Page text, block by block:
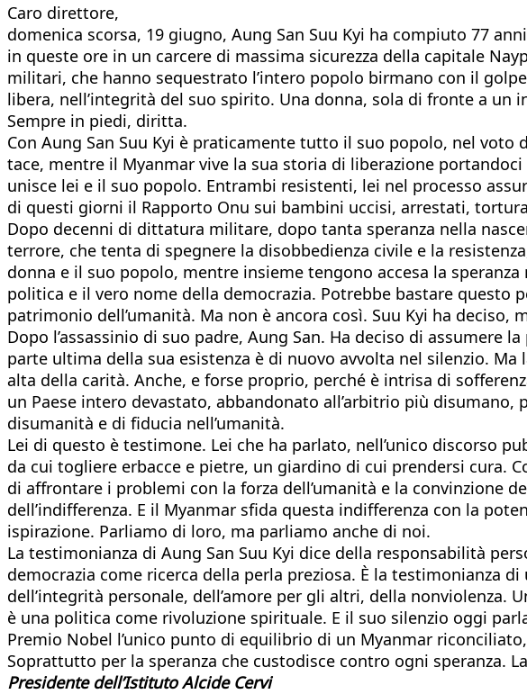
Caro direttore,
domenica scorsa, 19 giugno, Aung San Suu Kyi ha compiuto 77
in queste ore in un carcere di massima sicurezza della capitale
militari, che hanno sequestrato l’intero popolo birmano con il
libera, nell’integrità del suo spirito. Una donna, sola di fronte a un
Sempre in piedi, diritta.
Con Aung San Suu Kyi è praticamente tutto il suo popolo, nel
tace, mentre il Myanmar vive la sua storia di liberazione
unisce lei e il suo popolo. Entrambi resistenti, lei nel processo
di questi giorni il Rapporto Onu sui bambini uccisi, arrestati,
Dopo decenni di dittatura militare, dopo tanta speranza nella
terrore, che tenta di spegnere la disobbedienza civile e la
donna e il suo popolo, mentre insieme tengono accesa la
politica e il vero nome della democrazia. Potrebbe bastare questo
patrimonio dell’umanità. Ma non è ancora così. Suu Kyi ha deciso,
Dopo l’assassinio di suo padre, Aung San. Ha deciso di
parte ultima della sua esistenza è di nuovo avvolta nel silenzio.
alta della carità. Anche, e forse proprio, perché è intrisa di
un Paese intero devastato, abbandonato all’arbitrio più
disumanità e di fiducia nell’umanità.
Lei di questo è testimone. Lei che ha parlato, nell’unico discorso
da cui togliere erbacce e pietre, un giardino di cui prendersi cura.
di affrontare i problemi con la forza dell’umanità e la convinzione
dell’indifferenza. E il Myanmar sfida questa indifferenza con la
ispirazione. Parliamo di loro, ma parliamo anche di noi.
La testimonianza di Aung San Suu Kyi dice della responsabilità
democrazia come ricerca della perla preziosa. È la testimonianza
dell’integrità personale, dell’amore per gli altri, della nonviolenza.
è una politica come rivoluzione spirituale. E il suo silenzio oggi
Premio Nobel l’unico punto di equilibrio di un Myanmar
Soprattutto per la speranza che custodisce contro ogni speranza.
Presidente dell’Istituto Alcide Cervi